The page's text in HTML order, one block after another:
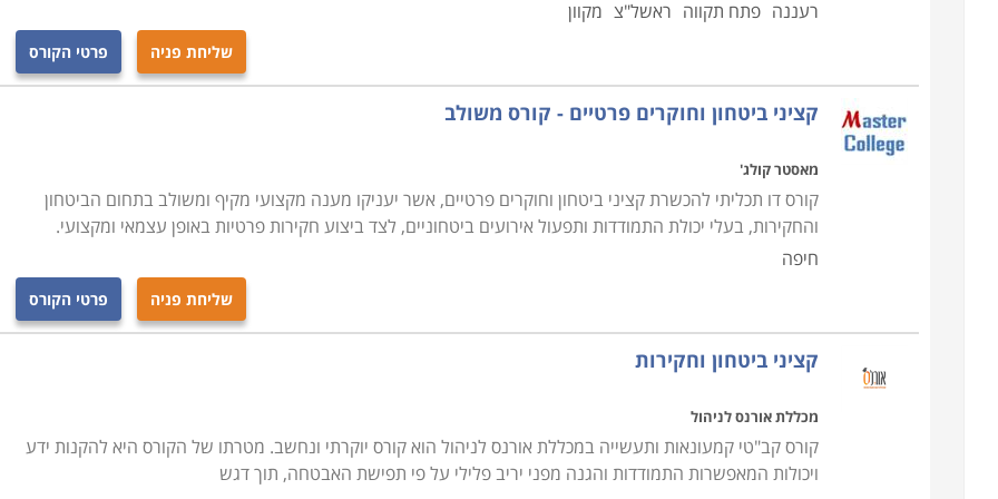
המידע הנדרש לחוקר בעבודתו . במסגרת הקורס נלמדים כל יסודות החקירה, לרבות הטכנולוגיה והפסיכולוגיה
שמאחורי המקצוע. במהלך הקורס, פרט ללימודי התיאוריה מתבצעים מקרי חקירה לדוגמה בם נדרשים הסטודנטים
לבצע מעקב ולייצר מידע בעל ערך בסיטואציות מבוימות לצורך לימוד .
רעננה פתח תקווה ראשל"צ מקוון
שליחת פניה פרטי הקורס
קציני ביטחון וחוקרים פרטיים - קורס משולב
מאסטר קולג'
קורס דו תכליתי להכשרת קציני ביטחון וחוקרים פרטיים, אשר יעניקו מענה מקצועי מקיף ומשולב בתחום הביטחון
והחקירות, בעלי יכולת התמודדות ותפעול אירועים ביטחוניים, לצד ביצוע חקירות פרטיות באופן עצמאי ומקצועי.
חיפה
שליחת פניה פרטי הקורס
קציני ביטחון וחקירות
מכללת אורנס לניהול
קורס קב"טי קמעונאות ותעשייה במכללת אורנס לניהול הוא קורס יוקרתי ונחשב. מטרתו של הקורס היא להקנות ידע
ויכולות המאפשרות התמודדות והגנה מפני יריב פלילי על פי תפישת האבטחה, תוך דגש